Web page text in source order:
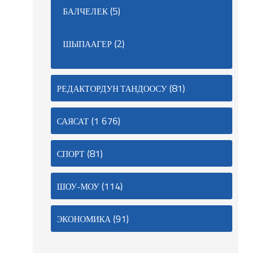
БАЛЧЕЛЕК(5)
ШЫПААГЕР(2)
РЕДАКТОРДУН ТАНДООСУ(81)
САЯСАТ(1 676)
СПОРТ(81)
ШОУ-МОУ(114)
ЭКОНОМИКА(91)